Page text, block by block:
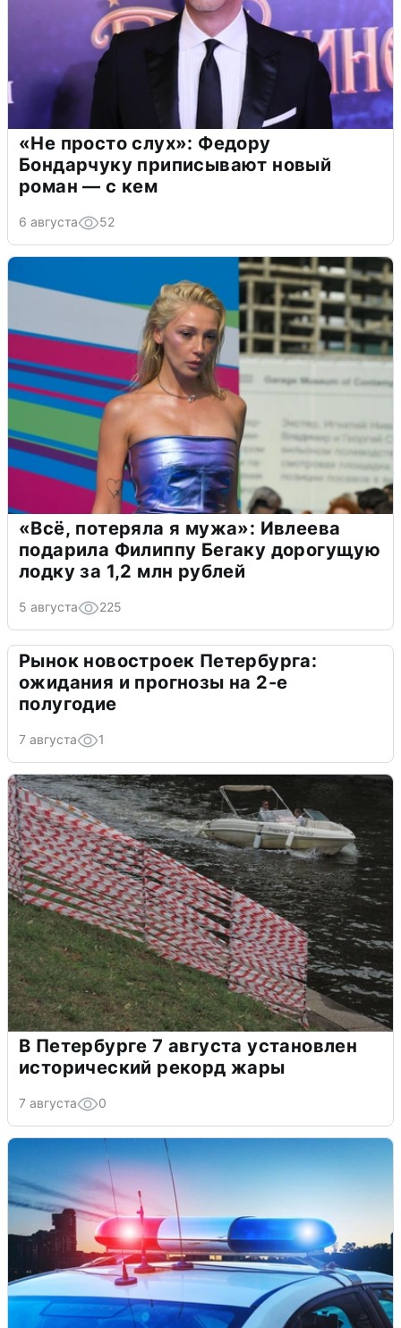
«Не просто слух»: Федору
Бондарчуку приписывают новый
роман — с кем
6 августа 52
«Всё, потеряла я мужа»: Ивлеева
подарила Филиппу Бегаку дорогущую
лодку за 1,2 млн рублей
5 августа 225
Рынок новостроек Петербурга:
ожидания и прогнозы на 2-е
полугодие
7 августа 1
В Петербурге 7 августа установлен
исторический рекорд жары
7 августа 0